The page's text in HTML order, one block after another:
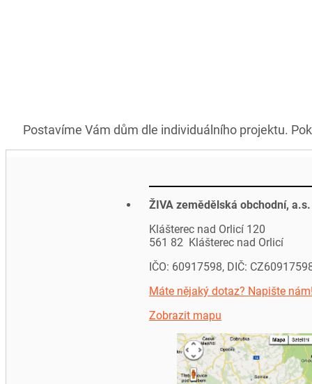
Postavíme Vám dům dle individuálního projektu.
ŽIVA zemědělská obchodní, a.s.
Klášterec nad Orlicí 120
561 82 Klášterec nad Orlicí
IČO: 60917598, DIČ:
Máte nějaký dotaz? Napište
Zobrazit mapu